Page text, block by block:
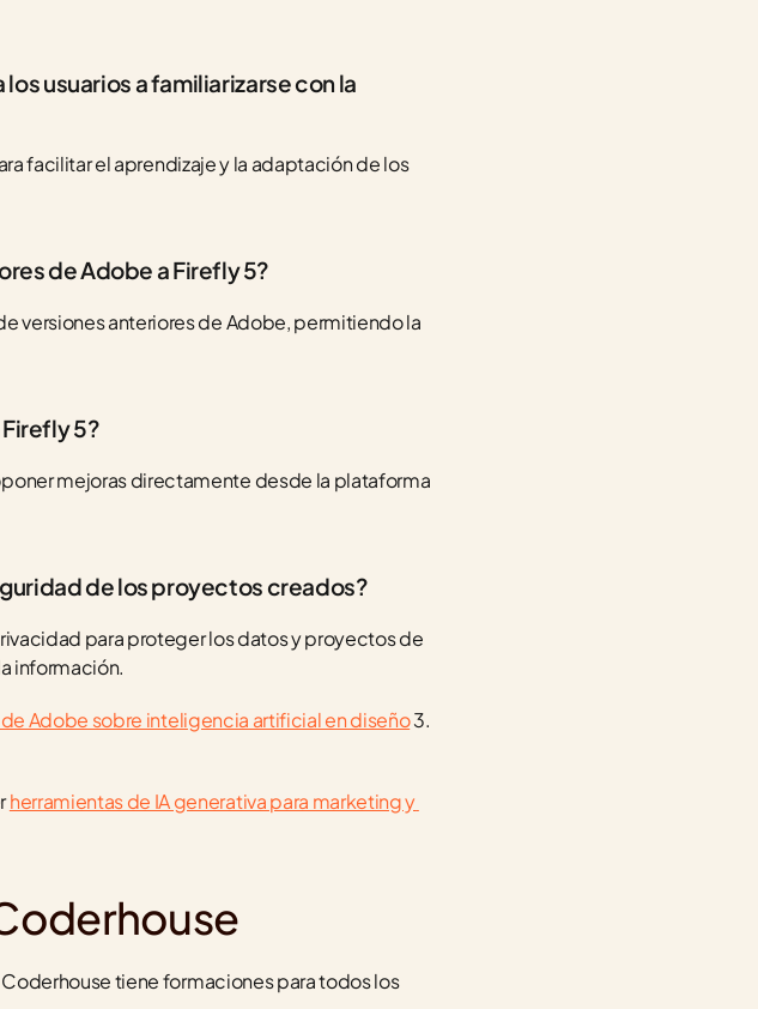
usuarios a familiarizarse con la
facilitar el aprendizaje y la adaptación de los
de Adobe a Firefly 5?
versiones anteriores de Adobe, permitiendo la
5?
mejoras directamente desde la plataforma
de los proyectos creados?
para proteger los datos y proyectos de
información.
Adobe sobre inteligencia artificial en diseño
herramientas de IA generativa para marketing y
tiene formaciones para todos los